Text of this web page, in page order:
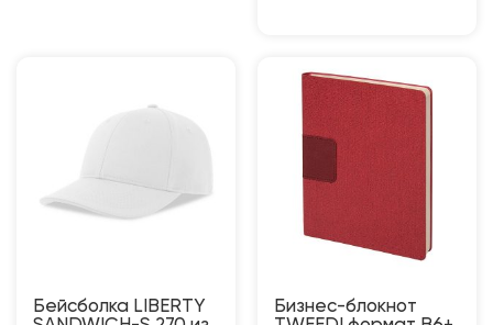
Бейсболка LIBERTY
Бизнес-блокнот